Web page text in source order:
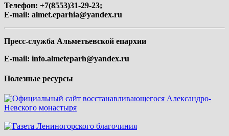
Телефон: +7(8553)31-29-23;
E-mail: almet.eparhia@yandex.ru
Пресс-служба Альметьевской епархии
E-mail: info.almeteparh@yandex.ru
Полезные ресурсы